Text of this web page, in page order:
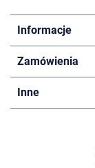
Informacje
Zamówienia
Inne